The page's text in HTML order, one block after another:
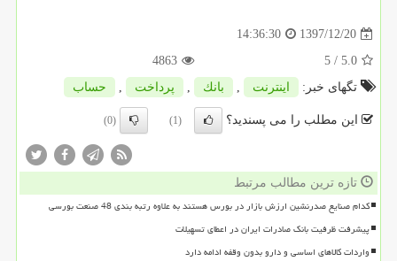
1397/12/20
14:36:30
5.0
/ 5
4863
تگهای خبر:
اینترنت , بانك , پرداخت , حساب
این مطلب را می پسندید؟ (1)
(0)
تازه ترین مطالب مرتبط
کدام صنایع صدرنشین ارزش بازار در بورس هستند به علاوه رتبه بندی 48 صنعت بورسی
پیشرفت ظرفیت بانک صادرات ایران در اعطای تسهیلات
واردات کالاهای اساسی و دارو بدون وقفه ادامه دارد